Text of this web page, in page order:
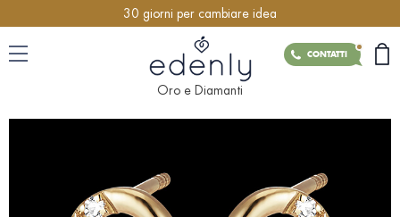
30 giorni per cambiare idea
CONTATTI
Oro e Diamanti